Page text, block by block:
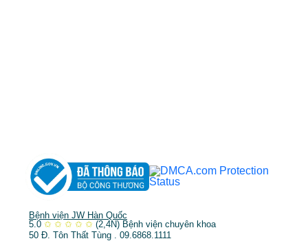
Bệnh viện JW Hàn Quốc
5.0 ✩ ✩ ✩ ✩ ✩ (2,4N) Bệnh viện chuyên khoa
50 Đ. Tôn Thất Tùng . 09.6868.1111